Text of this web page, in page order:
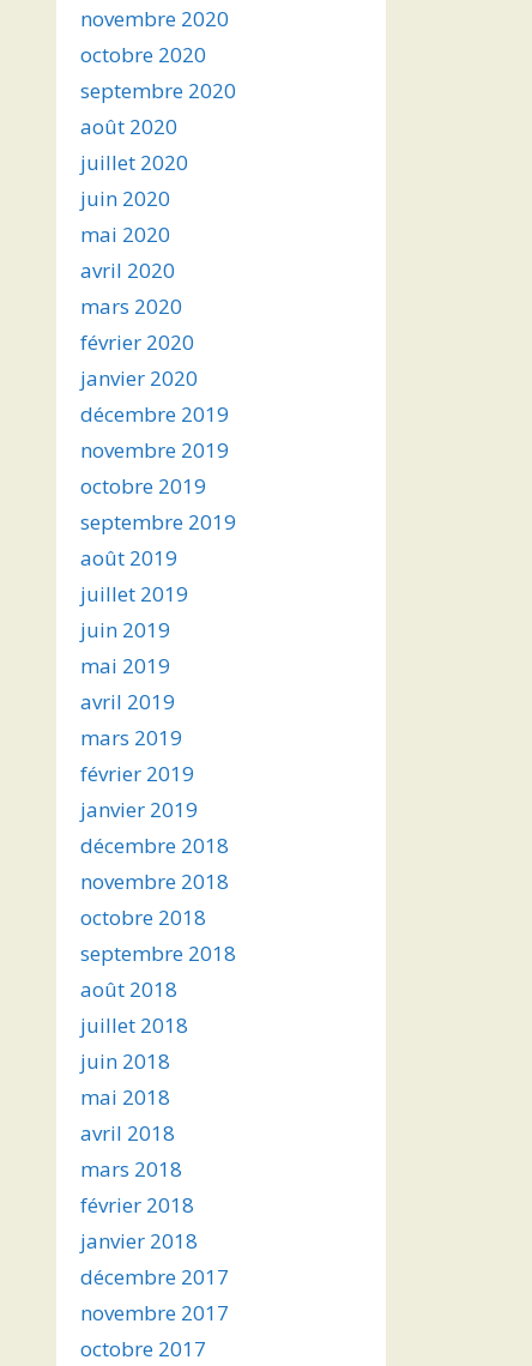
novembre 2020
octobre 2020
septembre 2020
août 2020
juillet 2020
juin 2020
mai 2020
avril 2020
mars 2020
février 2020
janvier 2020
décembre 2019
novembre 2019
octobre 2019
septembre 2019
août 2019
juillet 2019
juin 2019
mai 2019
avril 2019
mars 2019
février 2019
janvier 2019
décembre 2018
novembre 2018
octobre 2018
septembre 2018
août 2018
juillet 2018
juin 2018
mai 2018
avril 2018
mars 2018
février 2018
janvier 2018
décembre 2017
novembre 2017
octobre 2017